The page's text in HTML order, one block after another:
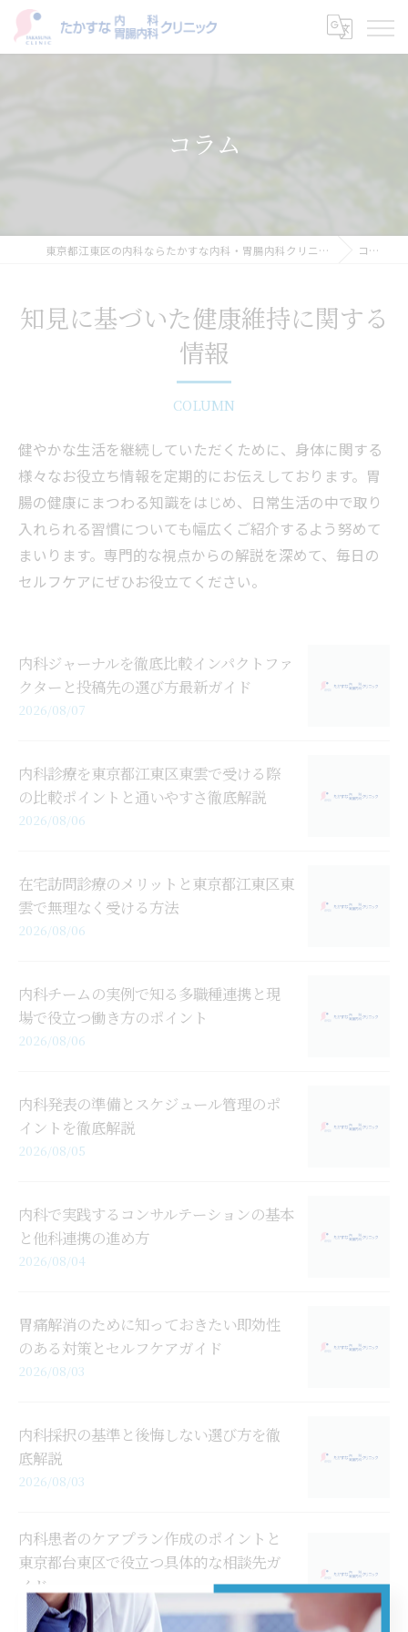
コラム
東京都江東区の内科ならたかすな内科・胃腸内科クリニック コラム
知見に基づいた健康維持に関する
情報
COLUMN
健やかな生活を継続していただくために、身体に関する
様々なお役立ち情報を定期的にお伝えしております。胃
腸の健康にまつわる知識をはじめ、日常生活の中で取り
入れられる習慣についても幅広くご紹介するよう努めて
まいります。専門的な視点からの解説を深めて、毎日の
セルフケアにぜひお役立てください。
内科ジャーナルを徹底比較インパクトファ
クターと投稿先の選び方最新ガイド
2026/08/07
内科診療を東京都江東区東雲で受ける際
の比較ポイントと通いやすさ徹底解説
2026/08/06
在宅訪問診療のメリットと東京都江東区東
雲で無理なく受ける方法
2026/08/06
内科チームの実例で知る多職種連携と現
場で役立つ働き方のポイント
2026/08/06
内科発表の準備とスケジュール管理のポ
イントを徹底解説
2026/08/05
内科で実践するコンサルテーションの基本
と他科連携の進め方
2026/08/04
胃痛解消のために知っておきたい即効性
のある対策とセルフケアガイド
2026/08/03
内科採択の基準と後悔しない選び方を徹
底解説
2026/08/03
内科患者のケアプラン作成のポイントと
東京都台東区で役立つ具体的な相談先ガ
イド
2026/08/02